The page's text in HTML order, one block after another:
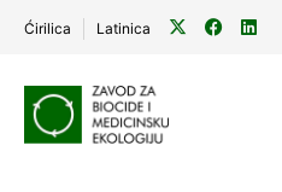
Ćirilica Latinica
content